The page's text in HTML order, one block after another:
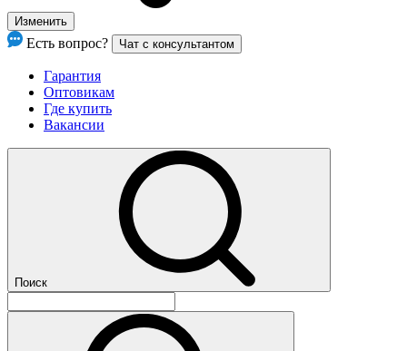
Изменить
Есть вопрос? Чат с консультантом
Гарантия
Оптовикам
Где купить
Вакансии
Поиск